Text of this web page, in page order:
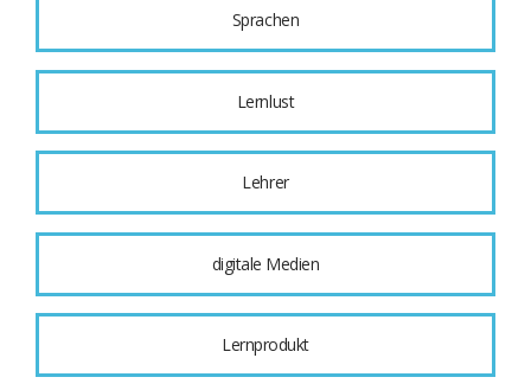
Sprachen
Lernlust
Lehrer
digitale Medien
Lernprodukt